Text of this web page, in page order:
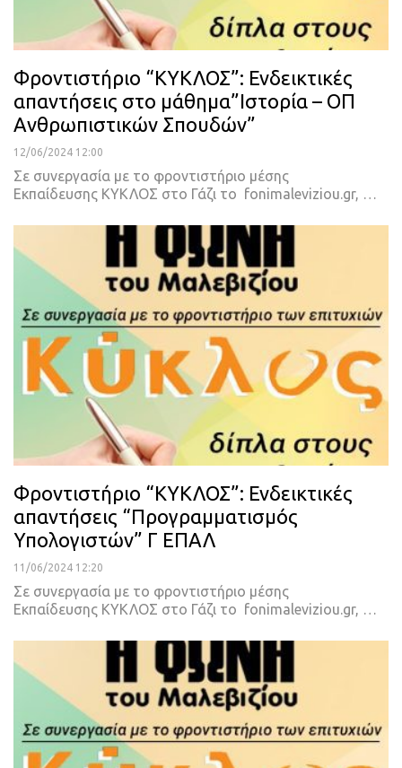
Φροντιστήριο “ΚΥΚΛΟΣ”: Ενδεικτικές
απαντήσεις στο μάθημα”Ιστορία – ΟΠ
Ανθρωπιστικών Σπουδών”
12/06/2024 12:00
Σε συνεργασία με το φροντιστήριο μέσης
Εκπαίδευσης ΚΥΚΛΟΣ στο Γάζι το fonimaleviziou.gr, …
Φροντιστήριο “ΚΥΚΛΟΣ”: Ενδεικτικές
απαντήσεις “Προγραμματισμός
Υπολογιστών” Γ ΕΠΑΛ
11/06/2024 12:20
Σε συνεργασία με το φροντιστήριο μέσης
Εκπαίδευσης ΚΥΚΛΟΣ στο Γάζι το fonimaleviziou.gr, …